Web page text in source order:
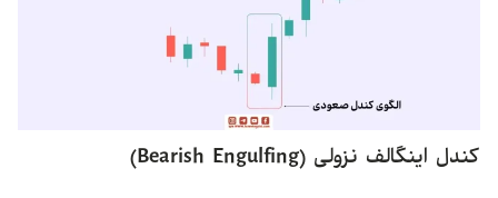
کندل اینگالف نزولی (Bearish Engulfing)